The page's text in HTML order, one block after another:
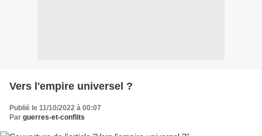
Vers l'empire universel ?
Publié le 11/10/2022 à 00:07
Par guerres-et-conflits